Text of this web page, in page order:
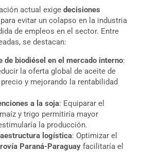
actual exige decisiones
para evitar un colapso en la industria
de empleos en el sector. Entre
se destacan:
de biodiésel en el mercado interno:
la oferta global de aceite de
y mejorando la rentabilidad
a la soja: Equiparar el
y trigo permitiría mayor
la producción.
logística: Optimizar el
Paraná-Paraguay facilitaría el